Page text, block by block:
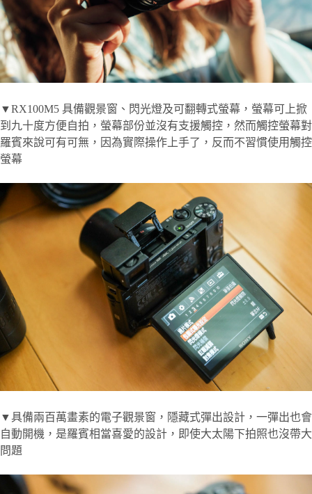
▼RX100M5 具備觀景窗、閃光燈及可翻轉式螢幕，螢幕可上掀
到九十度方便自拍，螢幕部份並沒有支援觸控，然而觸控螢幕對
羅賓來說可有可無，因為實際操作上手了，反而不習慣使用觸控
螢幕
▼具備兩百萬畫素的電子觀景窗，隱藏式彈出設計，一彈出也會
自動開機，是羅賓相當喜愛的設計，即使大太陽下拍照也沒帶大
問題